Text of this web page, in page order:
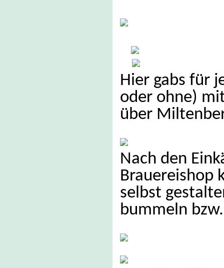
Hier gabs für
oder ohne)
über
Nach den
Brauereishop
selbst
bummeln